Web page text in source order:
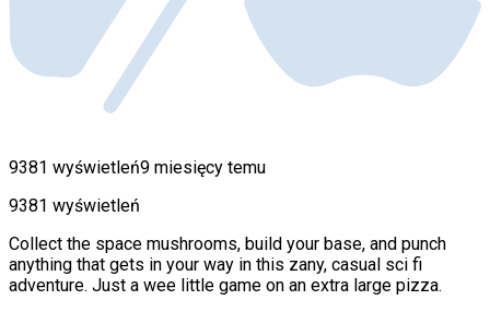
9381 wyświetleń9 miesięcy temu
9381 wyświetleń
Collect the space mushrooms, build your base, and punch
anything that gets in your way in this zany, casual sci fi
adventure. Just a wee little game on an extra large pizza.